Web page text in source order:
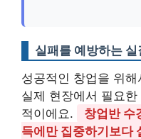
실패를 예방하는 실
성공적인 창업을 위
실제 현장에서 필요
적이에요.
창업반 수
득에만 집중하기보다